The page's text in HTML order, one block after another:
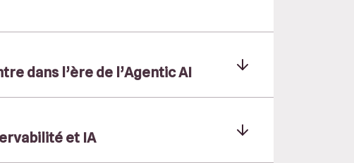
dans l’ère de l’Agentic AI
et IA